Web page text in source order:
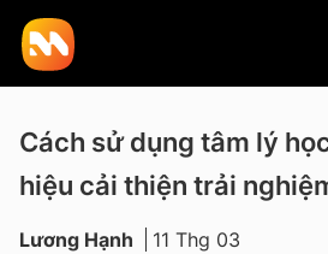
Cách sử dụng tâm lý
hiệu cải thiện trải
Lương Hạnh 11 Thg 03